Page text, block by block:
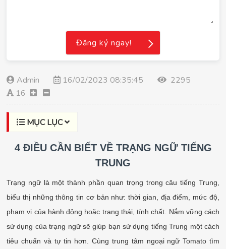
Admin 16/02/2023 08:35:45
2295
16
MỤC LỤC
4 ĐIỀU CẦN BIẾT VỀ TRẠNG NGỮ TIẾNG
TRUNG
Trạng ngữ là một thành phần quan trọng trong câu tiếng Trung,
biểu thị những thông tin cơ bản như: thời gian, địa điểm, mức độ,
phạm vi của hành động hoặc trạng thái, tính chất. Nắm vững cách
sử dụng của trạng ngữ sẽ giúp bạn sử dụng tiếng Trung một cách
tiêu chuẩn và tự tin hơn. Cùng trung tâm ngoại ngữ Tomato tìm
Đăng ký ngay!